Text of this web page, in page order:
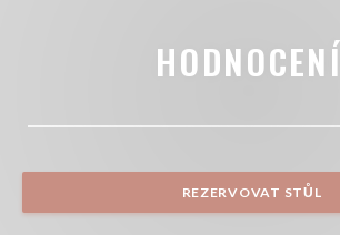
HODNOCENÍ
REZERVOVAT STŮL